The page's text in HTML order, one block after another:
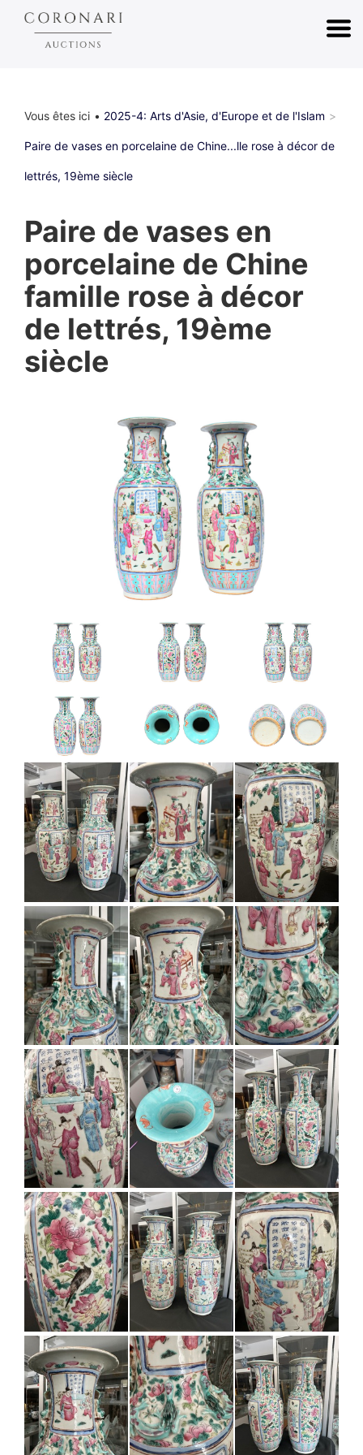
Vous êtes ici 2025-4: Arts d'Asie, d'Europe et de l'Islam
Paire de vases en porcelaine de Chine...lle rose à décor de
lettrés, 19ème siècle
Paire de vases en
porcelaine de Chine
famille rose à décor
de lettrés, 19ème
siècle